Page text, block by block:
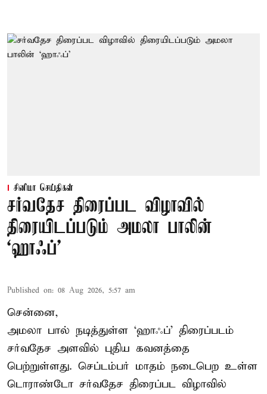
சினிமா செய்திகள்
சர்வதேச திரைப்பட விழாவில்
திரையிடப்படும் அமலா பாலின்
‘ஹாஃப்’
Published on: 08 Aug 2026, 5:57 am
சென்னை,
அமலா பால் நடித்துள்ள ‘ஹாஃப்’ திரைப்படம்
சர்வதேச அளவில் புதிய கவனத்தை
பெற்றுள்ளது. செப்டம்பர் மாதம் நடைபெற உள்ள
டொராண்டோ சர்வதேச திரைப்பட விழாவில்